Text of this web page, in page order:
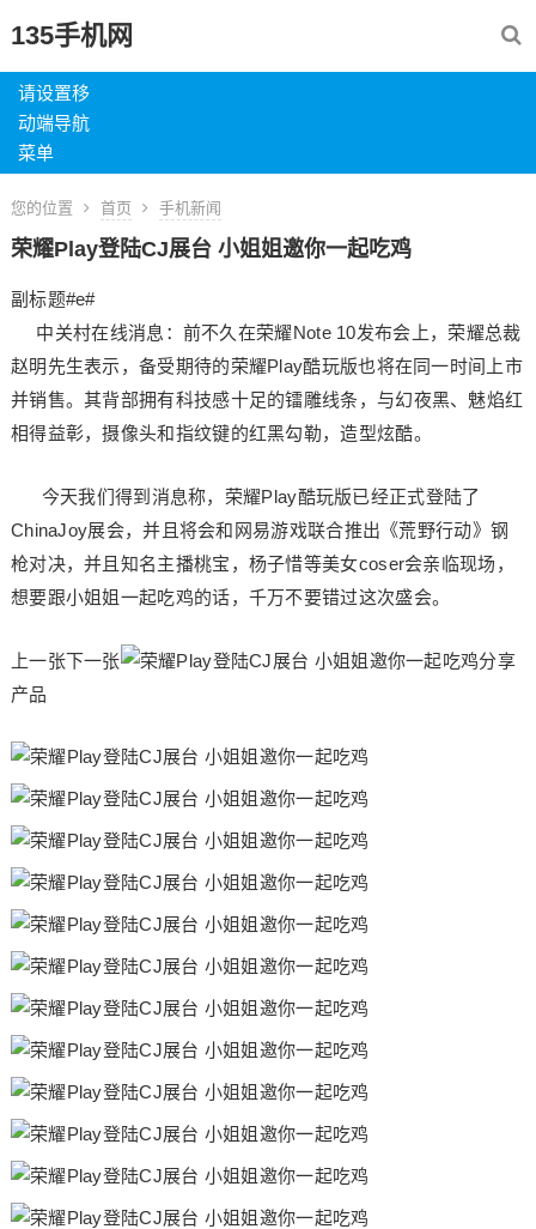
135手机网
请设置移
动端导航
菜单
您的位置 首页 手机新闻
荣耀Play登陆CJ展台 小姐姐邀你一起吃鸡
副标题#e#
中关村在线消息：前不久在荣耀Note 10发布会上，荣耀总裁
赵明先生表示，备受期待的荣耀Play酷玩版也将在同一时间上市
并销售。其背部拥有科技感十足的镭雕线条，与幻夜黑、魅焰红
相得益彰，摄像头和指纹键的红黑勾勒，造型炫酷。
今天我们得到消息称，荣耀Play酷玩版已经正式登陆了
ChinaJoy展会，并且将会和网易游戏联合推出《荒野行动》钢
枪对决，并且知名主播桃宝，杨子惜等美女coser会亲临现场，
想要跟小姐姐一起吃鸡的话，千万不要错过这次盛会。
上一张下一张
分享
产品